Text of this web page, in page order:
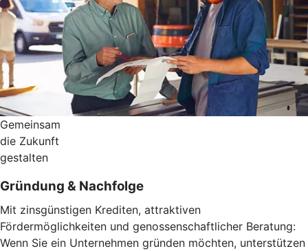
Gemeinsam
die Zukunft
gestalten
Gründung & Nachfolge
Mit zinsgünstigen Krediten, attraktiven
Fördermöglichkeiten und genossenschaftlicher Beratung:
Wenn Sie ein Unternehmen gründen möchten, unterstützen